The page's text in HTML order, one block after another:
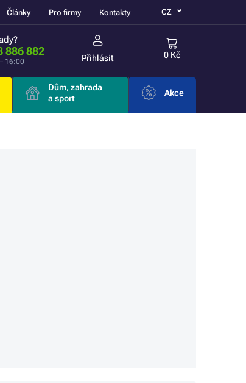
Články Pro firmy Kontakty CZ
886 882
16:00 Přihlásit 0 Kč
Dům, zahrada
a sport
Akce